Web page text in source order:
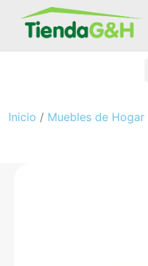
Inicio / Muebles de Hogar